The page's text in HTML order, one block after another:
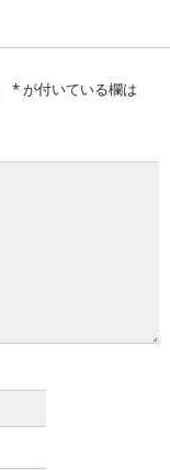
*が付いている欄は